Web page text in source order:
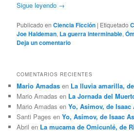
Sigue leyendo →
Publicado en Ciencia Ficción | Etiquetado
Joe Haldeman, La guerra interminable,
Deja un comentario
COMENTARIOS RECIENTES
Mario Amadas en La lluvia amarilla,
Mario Amadas en La Jornada del
Mario Amadas enYo, Asimov, de Isaac
Santi Pages enYo, Asimov, de Isaac
Abril en La mucama de Omicunlé, de